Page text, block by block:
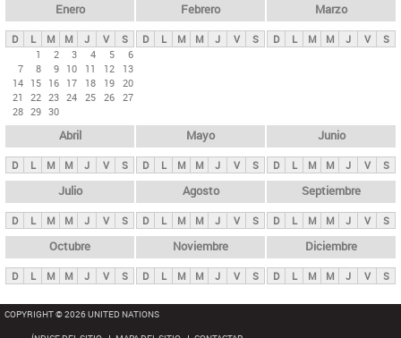
ds
p
n
i
p
a
l
s
Enero
D L M M J V
S
1
2 3 4 5
6
7
8 9 10 11 12
13
14 15 16 17 18 19 20
21
22 23 24 25 26 27
28 29 30
Febrero
D L M M J V S
Marzo
D L M M J V S
Abril
D L M M J V S
Mayo
D L M M J V S
Junio
D L M M J V S
Julio
D L M M J V S
Agosto
D L M M J V S
Septiembre
D L M M J V S
Octubre
D L M M J V S
Noviembre
D L M M J V S
Diciembre
D L M M J V S
COPYRIGHT © 2026 UNITED NATIONS